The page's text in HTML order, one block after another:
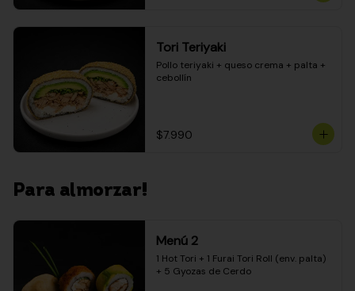
Tori Teriyaki
Pollo teriyaki + queso crema + palta +
cebollín
$7.990
Para almorzar!
Menú 2
1 Hot Tori + 1 Furai Tori Roll (env. palta)
+ 5 Gyozas de Cerdo